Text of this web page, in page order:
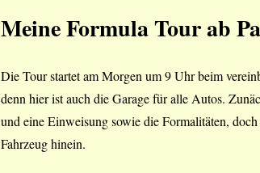
Meine Formula Tourab
Die Tour startet am Morgen um 9 Uhr beim
denn hier ist auch die Garage für alle Autos.
und eine Einweisung sowie die Formalitäten,
Fahrzeug hinein.